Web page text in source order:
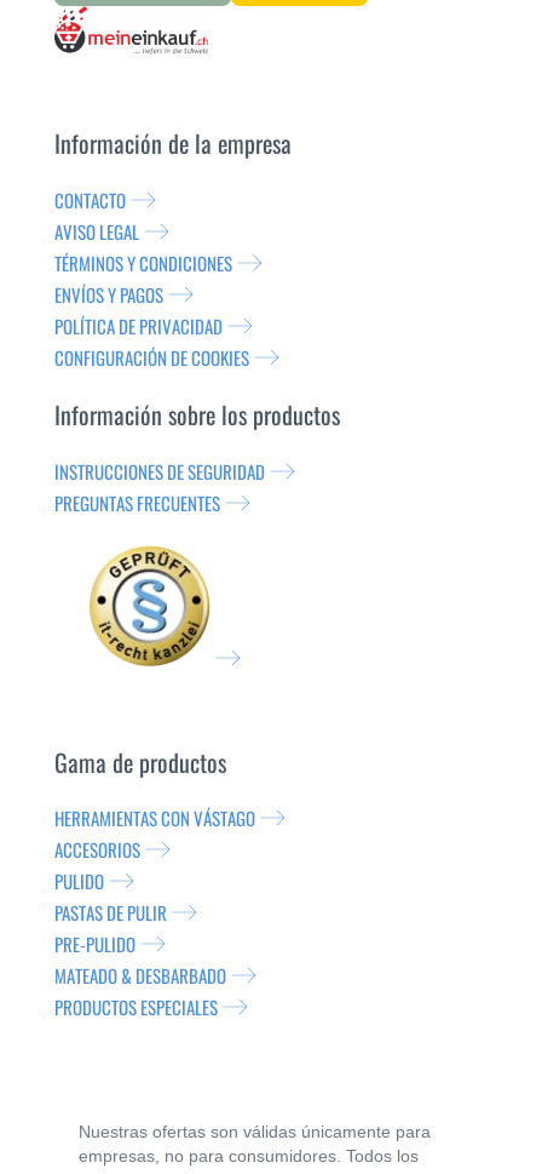
Información de la empresa
CONTACTO
AVISO LEGAL
TÉRMINOS Y CONDICIONES
ENVÍOS Y PAGOS
POLÍTICA DE PRIVACIDAD
CONFIGURACIÓN DE COOKIES
Información sobre los productos
INSTRUCCIONES DE SEGURIDAD
PREGUNTAS FRECUENTES
Gama de productos
HERRAMIENTAS CON VÁSTAGO
ACCESORIOS
PULIDO
PASTAS DE PULIR
PRE-PULIDO
MATEADO & DESBARBADO
PRODUCTOS ESPECIALES
Nuestras ofertas son válidas únicamente para
empresas, no para consumidores. Todos los